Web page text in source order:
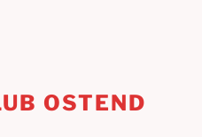
OSTEND